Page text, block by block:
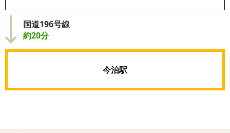
国道196号線
約20分
今治駅